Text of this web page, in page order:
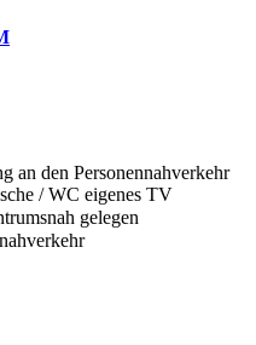
an den Personennahverkehr
/ WC eigenes TV
gelegen